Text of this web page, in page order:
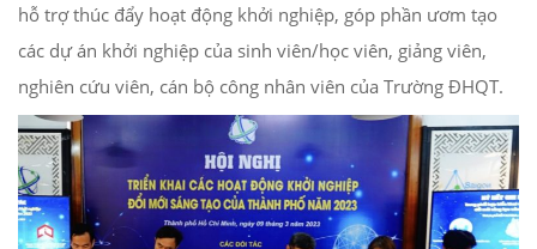
hỗ trợ thúc đẩy hoạt động khởi nghiệp, góp phần ươm tạo
các dự án khởi nghiệp của sinh viên/học viên, giảng viên,
nghiên cứu viên, cán bộ công nhân viên của Trường ĐHQT.